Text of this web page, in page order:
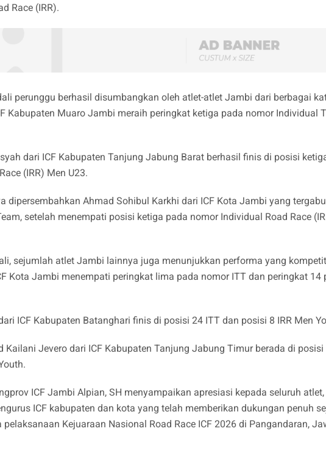
Race (IRR).
perunggu berhasil disumbangkan oleh atlet-atlet Jambi dari berbagai
Kabupaten Muaro Jambi meraih peringkat ketiga pada nomor Individual
dari ICF Kabupaten Tanjung Jabung Barat berhasil finis di posisi
(IRR) Men U23.
dipersembahkan Ahmad Sohibul Karkhi dari ICF Kota Jambi yang
setelah menempati posisi ketiga pada nomor Individual Road Race
sejumlah atlet Jambi lainnya juga menunjukkan performa yang
Kota Jambi menempati peringkat lima pada nomor ITT dan peringkat 14
ICF Kabupaten Batanghari finis di posisi 24 ITT dan posisi 8 IRR Men
Kailani Jevero dari ICF Kabupaten Tanjung Jabung Timur berada di posisi
ICF Jambi Alpian, SH menyampaikan apresiasi kepada seluruh atlet,
ICF kabupaten dan kota yang telah memberikan dukungan penuh
Kejuaraan Nasional Road Race ICF 2026 di Pangandaran,